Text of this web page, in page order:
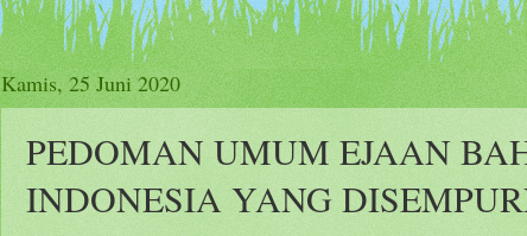
Kamis, 25 Juni 2020
PEDOMAN UMUM EJAAN
INDONESIA YANG